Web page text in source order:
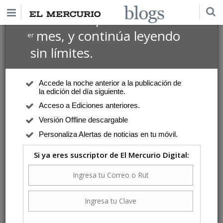
Suscríbete por $1 USD
ermes, y continúa leyendo
sin límites.
Accede la noche anterior a la publicación de
la edición del día siguiente.
Acceso a Ediciones anteriores.
Versión Offline descargable
Personaliza Alertas de noticias en tu móvil.
Si ya eres suscriptor de El Mercurio Digital: